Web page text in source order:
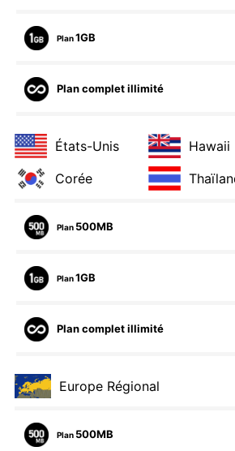
Plan1GB
Plan complet illimité
États-Unis
Hawaii
Corée
Plan 500MB
Plan1GB
Plan complet illimité
Europe Régional
Plan 500MB